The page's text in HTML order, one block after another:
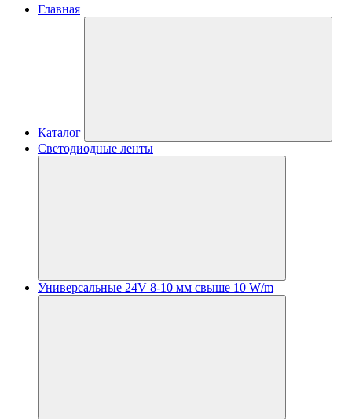
Главная
Каталог
Светодиодные ленты
Универсальные 24V 8-10 мм свыше 10 W/m